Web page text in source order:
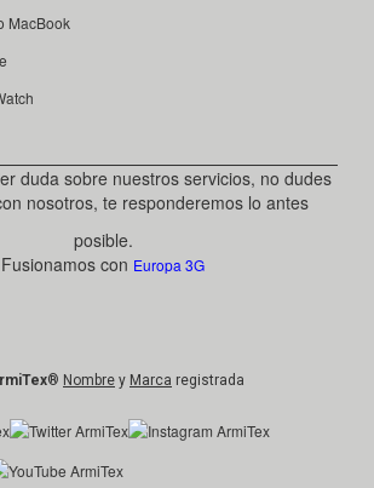
MacBook
duda sobre nuestros servicios, no dudes
nosotros, te responderemos lo antes
posible.
Fusionamos con Europa 3G
® Nombre y Marca registrada